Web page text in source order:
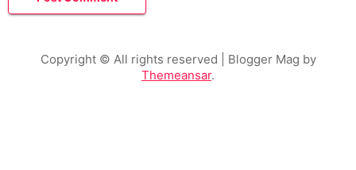
Copyright © All rights reserved | Blogger Mag by
Themeansar.